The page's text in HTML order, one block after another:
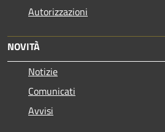
Autorizzazioni
NOVITÀ
Notizie
Comunicati
Avvisi